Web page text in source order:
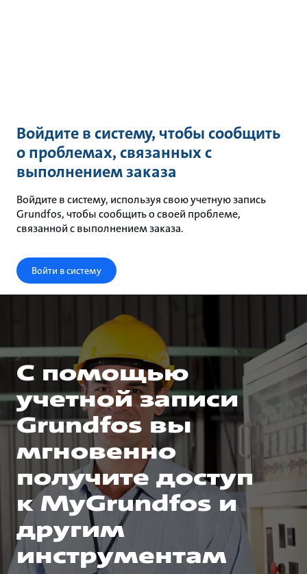
Войдите в систему, чтобы сообщить
о проблемах, связанных с
выполнением заказа
Войдите в систему, используя свою учетную запись
Grundfos, чтобы сообщить о своей проблеме,
связанной с выполнением заказа.
Войти в систему
С помощью
учетной записи
Grundfos вы
мгновенно
получите доступ
к MyGrundfos и
другим
инструментам